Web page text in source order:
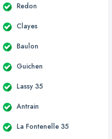
Redon
Clayes
Baulon
Guichen
Lassy 35
Antrain
La Fontenelle 35